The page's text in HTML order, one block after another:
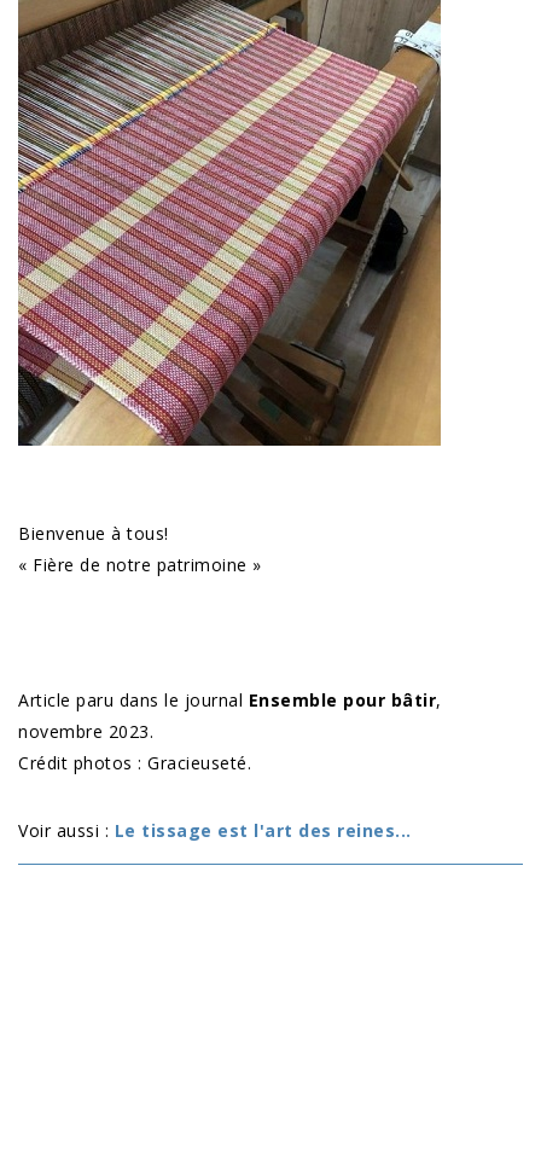
Bienvenue à tous!
« Fière de notre patrimoine »
Article paru dans le journal Ensemble pour bâtir,
novembre 2023.
Crédit photos : Gracieuseté.
Voir aussi : Le tissage est l'art des reines...